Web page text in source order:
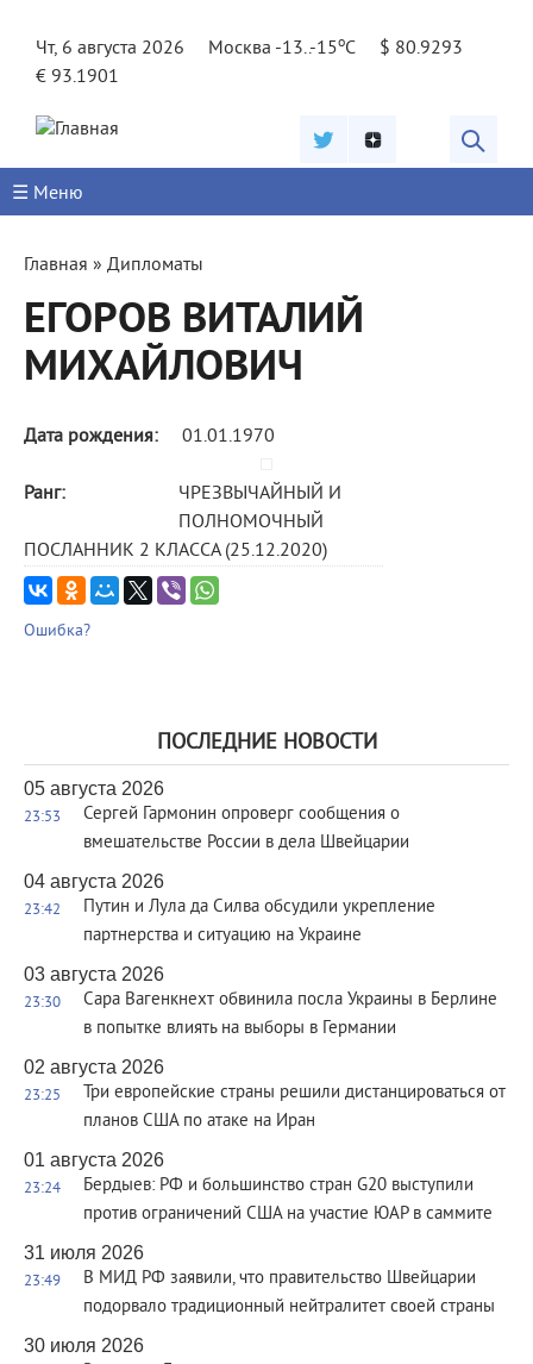
Чт, 6 августа 2026
Москва -13..-15oC
$ 80.9293
€ 93.1901
☰ Меню
Вы
здесь
Главная » Дипломаты
ЕГОРОВ ВИТАЛИЙ
МИХАЙЛОВИЧ
Дата рождения: 01.01.1970
Ранг:
ЧРЕЗВЫЧАЙНЫЙ И
ПОЛНОМОЧНЫЙ
ПОСЛАННИК 2 КЛАССА (25.12.2020)
Ошибка?
ПОСЛЕДНИЕ НОВОСТИ
05 августа 2026
23:53
Сергей Гармонин опроверг сообщения о
вмешательстве России в дела Швейцарии
04 августа 2026
23:42
Путин и Лула да Силва обсудили укрепление
партнерства и ситуацию на Украине
03 августа 2026
23:30
Сара Вагенкнехт обвинила посла Украины в Берлине
в попытке влиять на выборы в Германии
02 августа 2026
23:25
Три европейские страны решили дистанцироваться от
планов США по атаке на Иран
01 августа 2026
23:24
Бердыев: РФ и большинство стран G20 выступили
против ограничений США на участие ЮАР в саммите
31 июля 2026
23:49
В МИД РФ заявили, что правительство Швейцарии
подорвало традиционный нейтралитет своей страны
30 июля 2026